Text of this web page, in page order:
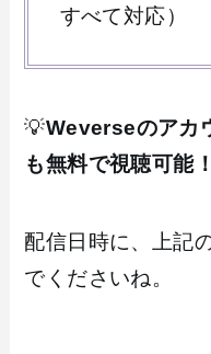
すべて対応）
💡Weverseのアカ
も無料で視聴可能！
配信日時に、上記
でくださいね。